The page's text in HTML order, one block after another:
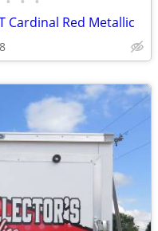
Cardinal Red Metallic